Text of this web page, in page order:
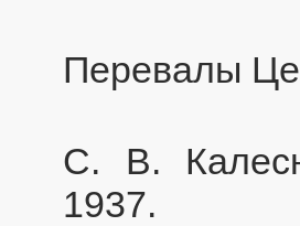
Перевалы
С. В.
1937.